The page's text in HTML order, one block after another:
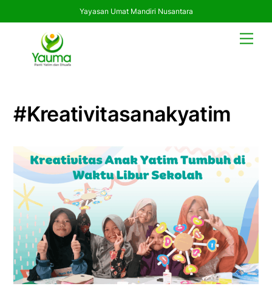
Yayasan Umat Mandiri Nusantara
#kreativitasanakyatim